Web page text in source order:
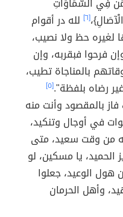
[٦]
لله در أقوام
لغيره حظ ولا نصيب،
فرحوا فبقربه، وإن
بالمناجاة تطيب،
رضاه بلفظة".[٥]
بالمقصود وأنت منه
في أوجال وتنكيد،
من وقت سعيد، متى
يا مسكين، لو
هول الوعيد، جعلوا
وأهل الحرمان